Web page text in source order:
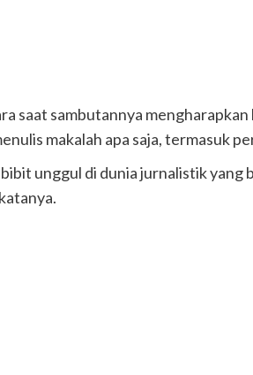
saat sambutannya
makalah apa saja, termasuk
unggul di dunia jurnalistik